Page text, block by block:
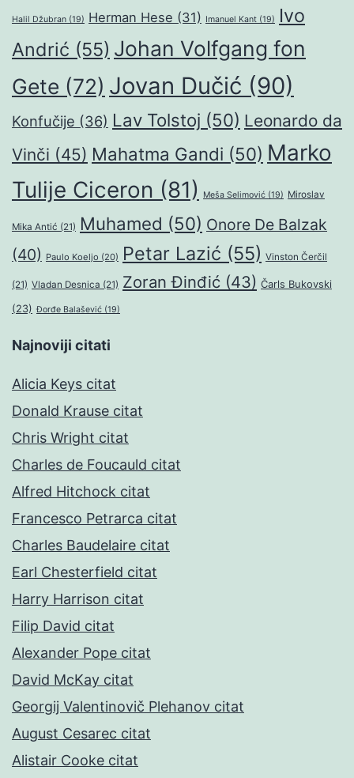
Halil Džubran (19) Herman Hese (31) Imanuel Kant (19)
Ivo
Andrić (55) Johan Volfgang fon
Gete (72) Jovan Dučić (90)
Konfučije (36) Lav Tolstoj (50) Leonardo da
Vinči (45) Mahatma Gandi (50) Marko
Tulije Ciceron (81) Meša Selimović (19) Miroslav
Mika Antić (21) Muhamed (50) Onore De Balzak
(40) Paulo Koeljo (20) Petar Lazić (55) Vinston Čerčil
(21) Vladan Desnica (21) Zoran Đinđić (43) Čarls Bukovski
(23) Đorđe Balašević (19)
Najnoviji citati
Alicia Keys citat
Donald Krause citat
Chris Wright citat
Charles de Foucauld citat
Alfred Hitchock citat
Francesco Petrarca citat
Charles Baudelaire citat
Earl Chesterfield citat
Harry Harrison citat
Filip David citat
Alexander Pope citat
David McKay citat
Georgij Valentinovič Plehanov citat
August Cesarec citat
Alistair Cooke citat